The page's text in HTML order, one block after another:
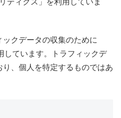
ティクス」を利用していま
クデータの収集のために
しています。トラフィックデ
、個人を特定するものではあ